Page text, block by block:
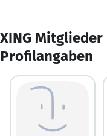
XING
Profilangaben